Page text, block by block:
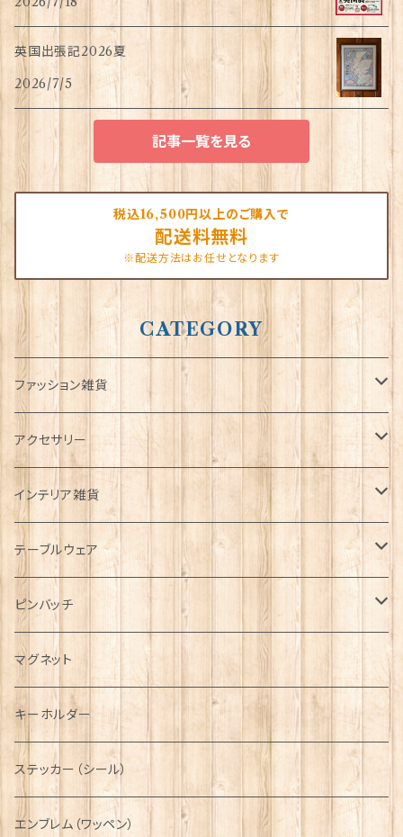
英国出張記2026夏
2026/7/5
記事一覧を見る
税込16,500円以上のご購入で
配送料無料
※配送方法はお任せとなります
CATEGORY
ファッション雑貨
タータンネクタイ
帽子
キャップ
ハンチング帽
キャスケット
ディアストーカー
ニット帽
Tシャツ
マフラー
タータン【Bronte by Moon】
タータン【Glencroft】
ボタンラップマフラー【Aran Traditions】
サッシュ
スカーフ
ファッションマスク
アクセサリー
ORTAK
ブローチ
ペンダント
チャーム
その他のアクセサリー
インテリア雑貨
インテリア置物
ラブスプーン
ラブスプーン【SION LLEWELLYN】
ラブスプーン【PAUL CURTIS】
ファブリック
テーブルウェア
ティータオル
ペーパーナプキン
ティーコジー
その他テーブルウェア
ピンバッチ
ジェネラルデザイン
乗り物
動物＆植物
国旗＆紋章
ミリタリー
NAVY
AIRFORCE
ピューター
マグネット
キーホルダー
ステッカー（シール）
エンブレム（ワッペン）